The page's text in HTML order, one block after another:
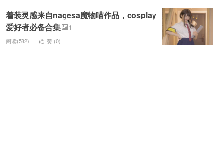
着装灵感来自nagesa魔物喵作品，cosplay
爱好者必备合集
1
阅读(582) 赞 (0)